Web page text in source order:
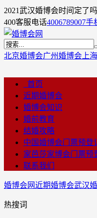
2021武汉婚博会时间定了
400客服电话4006789007手
北京婚博会广州婚博会 上
首页
近期婚博会
婚博会知识
婚前教育
结婚攻略
中国婚博会门票预登
家芭莎家博会门票预
联系我们
婚博会网近期婚博会武汉
热搜词